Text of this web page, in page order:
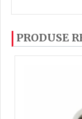
cu ajutorul
a putea să
PRODUSE